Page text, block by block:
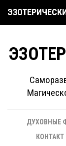
ДУХОВНЫЕ